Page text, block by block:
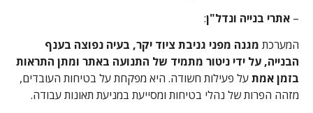
– אתרי בנייה ונדל"ן:
המערכת מגנה מפני גניבת ציוד יקר, בעיה נפוצה בענף
הבנייה, על ידי ניטור מתמיד של התנועה באתר ומתן התראות
בזמן אמתעל פעילות חשודה. היא מפקחת על בטיחות העובדים,
מזהה הפרות של נהלי בטיחות ומסייעת במניעת תאונות עבודה.